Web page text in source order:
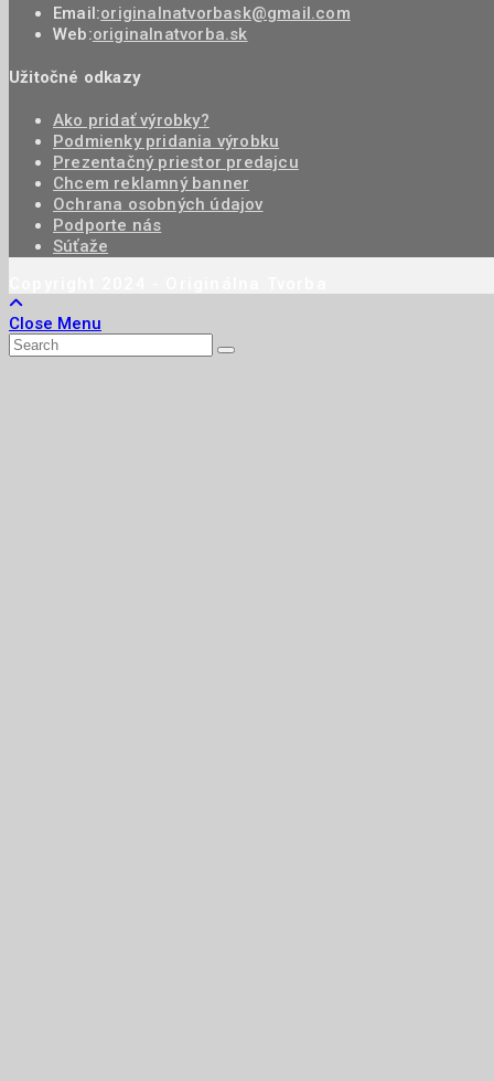
Email:originalnatvorbask@gmail.com
Web:originalnatvorba.sk
Užitočné odkazy
Ako pridať výrobky?
Podmienky pridania výrobku
Prezentačný priestor predajcu
Chcem reklamný banner
Ochrana osobných údajov
Podporte nás
Súťaže
Close Menu